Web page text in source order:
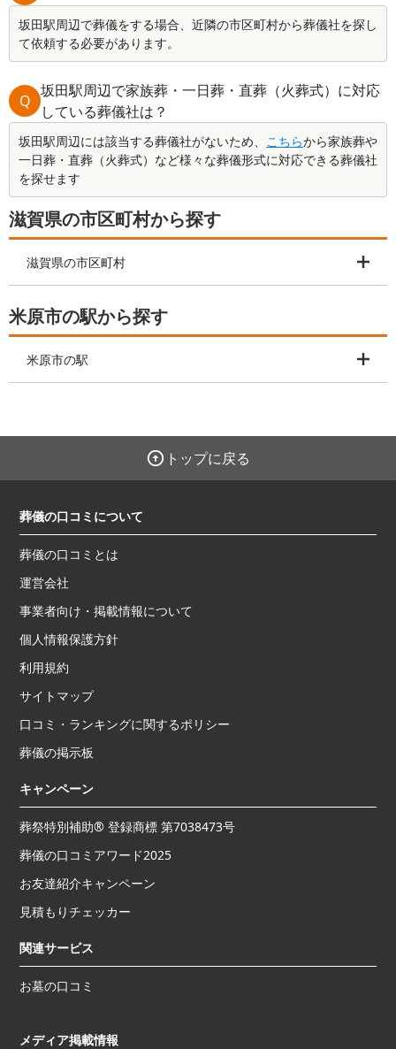
坂田駅周辺で葬儀をする場合、近隣の市区町村から葬儀社を探し
て依頼する必要があります。
Q
坂田駅周辺で家族葬・一日葬・直葬（火葬式）に対応
している葬儀社は？
坂田駅周辺には該当する葬儀社がないため、 こちらから家族葬や
一日葬・直葬（火葬式）など様々な葬儀形式に対応できる葬儀社
を探せます
滋賀県の市区町村から探す
滋賀県の市区町村
米原市の駅から探す
米原市の駅
トップに戻る
葬儀の口コミについて
葬儀の口コミとは
運営会社
事業者向け・掲載情報について
個人情報保護方針
利用規約
サイトマップ
口コミ・ランキングに関するポリシー
葬儀の掲示板
キャンペーン
葬祭特別補助® 登録商標 第7038473号
葬儀の口コミアワード2025
お友達紹介キャンペーン
見積もりチェッカー
関連サービス
お墓の口コミ
メディア掲載情報